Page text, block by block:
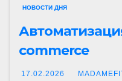
НОВОСТИ ДНЯ
commerce
17.02.2026